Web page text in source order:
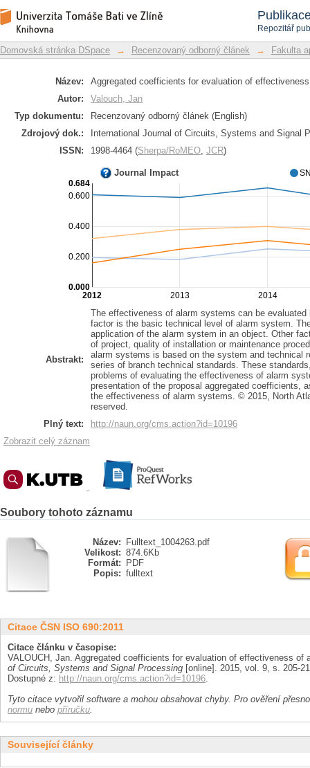
Repozitář
Aggregated coefficients for
Repozitář DSpace/Manakin
Domovská stránka DSpace → Recenzovaný odborný článek → Fakulta
Název:
Aggregated coefficients for evaluation of
Autor:
Valouch, Jan
Typ dokumentu:
Recenzovaný odborný článek (English)
Zdrojový dok.:
International Journal of Circuits, Systems and Signal
ISSN:
1998-4464 (Sherpa/RoMEO, JCR)
Journal Impact
2013 2014
2012
0.200
0.400
0.600
0.000
0.684
Abstrakt:
The effectiveness of alarm systems can be
factor is the basic technical level of alarm system.
application of the alarm system in an object. Other
of project, quality of installation or maintenance
alarm systems is based on the system and technical
series of branch technical standards. These
problems of evaluating the effectiveness of alarm
presentation of the proposal aggregated coefficients,
the effectiveness of alarm systems. © 2015, North
reserved.
Plný text:
http://naun.org/cms.action?id=10196
Zobrazit celý záznam
Soubory tohoto záznamu
Název:
Fulltext_1004263.pdf
Velikost: 874.6Kb
Formát:
PDF
Popis: fulltext
Citace ČSN ISO 690:2011
Citace článku v časopise:
VALOUCH, Jan. Aggregated coefficients for evaluation of effectiveness
of Circuits, Systems and Signal Processing [online]. 2015, vol. 9, s. 205-
Dostupné z: http://naun.org/cms.action?id=10196.
Tyto citace vytvořil software a mohou obsahovat chyby. Pro ověření
normu nebo příručku.
Související články